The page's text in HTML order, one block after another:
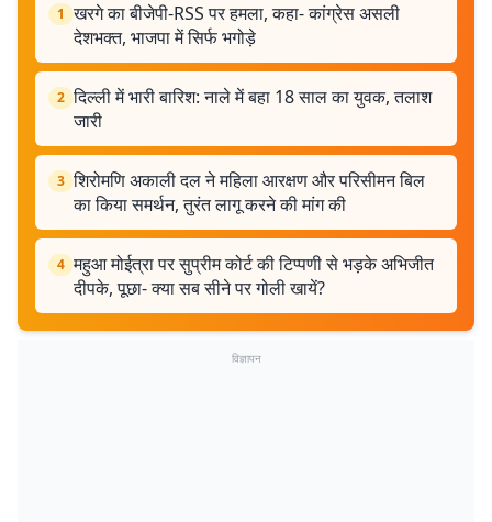
1 खरगे का बीजेपी-RSS पर हमला, कहा- कांग्रेस असली
देशभक्त, भाजपा में सिर्फ भगोड़े
2 दिल्ली में भारी बारिश: नाले में बहा 18 साल का युवक, तलाश
जारी
3 शिरोमणि अकाली दल ने महिला आरक्षण और परिसीमन बिल
का किया समर्थन, तुरंत लागू करने की मांग की
4 महुआ मोईत्रा पर सुप्रीम कोर्ट की टिप्पणी से भड़के अभिजीत
दीपके, पूछा- क्या सब सीने पर गोली खायें?
विज्ञापन